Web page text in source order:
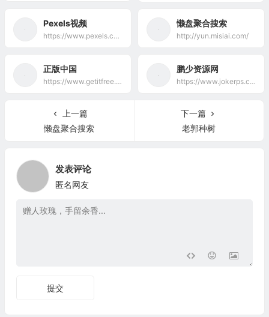
Pexels视频
https://www.pexels.com/videos/
懒盘聚合搜索
http://yun.misiai.com/
正版中国
https://www.getitfree.cn/
鹏少资源网
https://www.jokerps.com/
上一篇
懒盘聚合搜索
下一篇
老郭种树
发表评论
匿名网友
提交